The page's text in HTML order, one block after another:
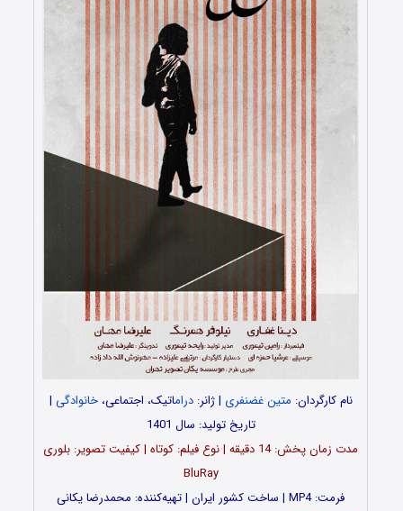
نام کارگردان: متین غضنفری | ژانر:دراماتیک، اجتماعی،خانوادگی |
تاریخ تولید: سال 1401
مدت‌‌ زمان پخش: 14 دقیقه | نوع فیلم: کوتاه | کیفیت تصویر: بلوری
BluRay
فرمت: MP4 | ساخت کشور ایران | تهیه‎‌کننده: محمدرضا یکانی